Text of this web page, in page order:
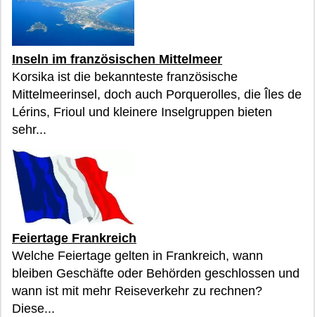
Inseln im französischen Mittelmeer
Korsika ist die bekannteste französische
Mittelmeerinsel, doch auch Porquerolles, die Îles de
Lérins, Frioul und kleinere Inselgruppen bieten
sehr...
Feiertage Frankreich
Welche Feiertage gelten in Frankreich, wann
bleiben Geschäfte oder Behörden geschlossen und
wann ist mit mehr Reiseverkehr zu rechnen?
Diese...